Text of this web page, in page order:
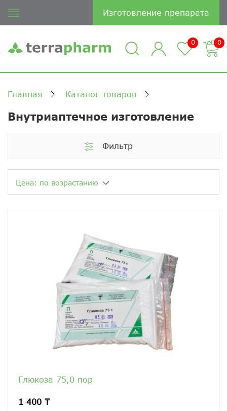
Изготовление препарата
0 0
Главная Каталог товаров
Внутриаптечное изготовление
Фильтр
Цена: по возрастанию
Глюкоза 75,0 пор
1 400 ₸